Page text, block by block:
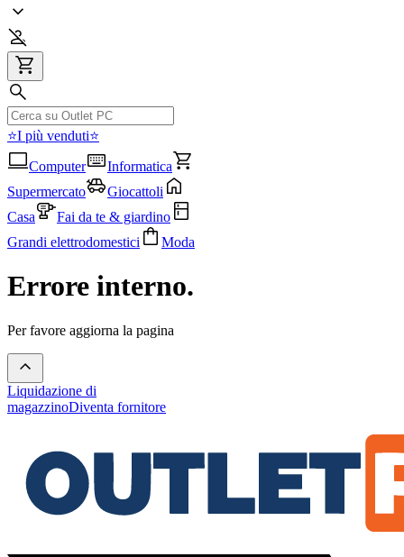
⭐I più venduti⭐
Computer
Informatica
Supermercato
Giocattoli
Casa
Fai da te & giardino
Grandi elettrodomestici
Moda
Errore interno.
Per favore aggiorna la pagina
Liquidazione di
magazzinoDiventa fornitore